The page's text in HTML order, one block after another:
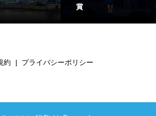
賞
約 プライバシーポリシー